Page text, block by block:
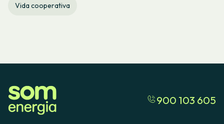
Vida cooperativa
900 103 605